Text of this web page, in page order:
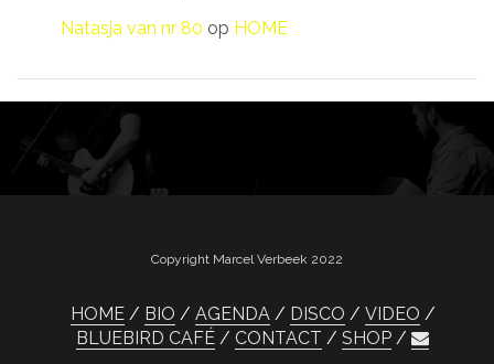
Natasja van nr 80 op HOME
Copyright Marcel Verbeek 2022
HOME BIO AGENDA DISCO
VIDEO
BLUEBIRD CAFÉ
CONTACT SHOP